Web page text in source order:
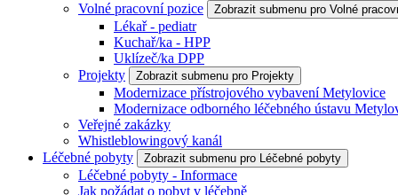
Volné pracovní pozice
Zobrazit submenu pro Volné
Lékař - pediatr
Kuchař/ka - HPP
Uklízeč/ka DPP
Projekty
Zobrazit submenu pro Projekty
Modernizace přístrojového vybavení Metylovice
Modernizace odborného léčebného ústavu
Veřejné zakázky
Whistleblowingový kanál
Léčebné pobyty
Zobrazit submenu pro Léčebné pobyty
Léčebné pobyty - Informace
Jak požádat o pobyt v léčebně